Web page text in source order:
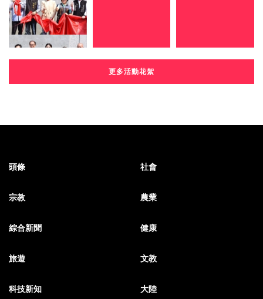
更多活動花絮
頭條 社會
宗教 農業
綜合新聞 健康
旅遊 文教
科技新知 大陸